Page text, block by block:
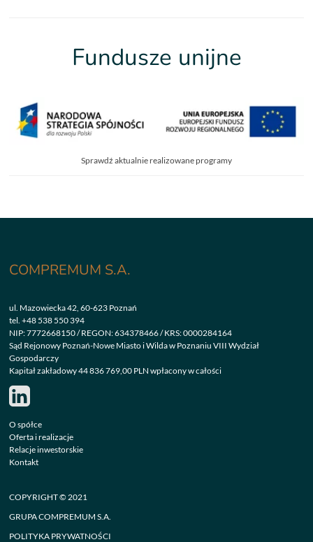
Fundusze unijne
Sprawdź aktualnie realizowane programy
COMPREMUM S.A.
ul. Mazowiecka 42, 60-623 Poznań
tel.+48 538 550 394
NIP: 7772668150 / REGON: 634378466 / KRS: 0000284164
Sąd Rejonowy Poznań-Nowe Miasto i Wilda w Poznaniu VIII Wydział
Gospodarczy
Kapitał zakładowy 44 836 769,00 PLN wpłacony w całości
O spółce
Oferta i realizacje
Relacje inwestorskie
Kontakt
COPYRIGHT © 2021
GRUPA COMPREMUM S.A.
POLITYKA PRYWATNOŚCI